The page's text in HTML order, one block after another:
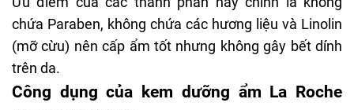
Ưu điểm của các thành phần này chính là không
chứa Paraben, không chứa các hương liệu và Linolin
(mỡ cừu) nên cấp ẩm tốt nhưng không gây bết dính
trên da.
Công dụng của kem dưỡng ẩm La Roche